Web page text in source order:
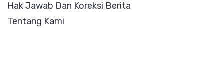
Hak Jawab Dan Koreksi Berita
Tentang Kami